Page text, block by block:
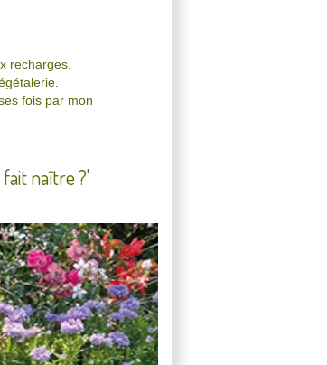
recharges.
fois par mon
naître ?'